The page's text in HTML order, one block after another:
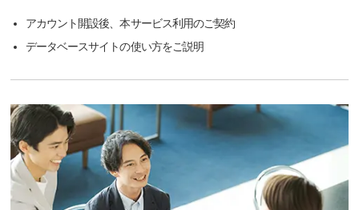
アカウント開設後、本サービス利用のご契約
データベースサイトの使い方をご説明